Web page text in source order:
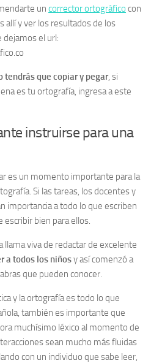
un corrector ortográfico con
allí y ver los resultados de los
el url:
tendrás que copiar y pegar, si
es tu ortografía, ingresa a este
instruirse para una
es un momento importante para la
Si las tareas, los docentes y
importancia a todo lo que escriben
escribir bien para ellos.
llama viva de redactar de excelente
a todos los niñosy así comenzó a
que pueden conocer.
y la ortografía es todo lo que
también es importante que
muchísimo léxico al momento de
sean mucho más fluidas
con un individuo que sabe leer,